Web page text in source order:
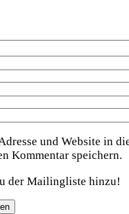
und Website in
Kommentar speichern.
der Mailingliste hinzu!